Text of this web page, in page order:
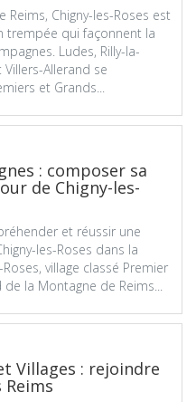
Chigny-les-Roses est
trempée qui façonnent la
Ludes, Rilly-la-
Allerand se
et Grands...
: composer sa
de Chigny-les-
et réussir une
les-Roses dans la
village classé Premier
la Montagne de Reims...
Villages : rejoindre
Reims